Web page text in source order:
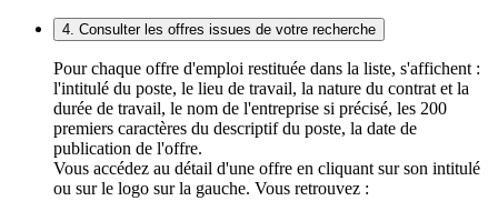
4. Consulter les offres issues de votre recherche
Pour chaque offre d'emploi restituée dans la liste, s'affichent :
l'intitulé du poste, le lieu de travail, la nature du contrat et la
durée de travail, le nom de l'entreprise si précisé, les 200
premiers caractères du descriptif du poste, la date de
publication de l'offre.
Vous accédez au détail d'une offre en cliquant sur son intitulé
ou sur le logo sur la gauche. Vous retrouvez :